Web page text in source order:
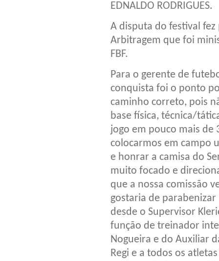
EDNALDO RODRIGUES.
A disputa do festival
Arbitragem que foi
FBF.
Para o gerente de
conquista foi o ponto
caminho correto, pois
base física, técnica/
jogo em pouco mais de
colocarmos em campo
e honrar a camisa do
muito focado e
que a nossa comissão
gostaria de
desde o Supervisor
função de treinador
Nogueira e do Auxiliar
Regi e a todos os